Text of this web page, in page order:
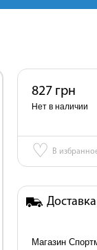
827 грн
Нет в наличии
♡ В
Доставка
Магазин